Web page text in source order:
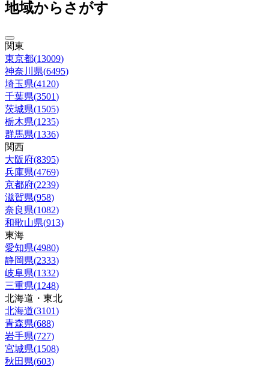
地域からさがす
関東
東京都(13009)
神奈川県(6495)
埼玉県(4120)
千葉県(3501)
茨城県(1505)
栃木県(1235)
群馬県(1336)
関西
大阪府(8395)
兵庫県(4769)
京都府(2239)
滋賀県(958)
奈良県(1082)
和歌山県(913)
東海
愛知県(4980)
静岡県(2333)
岐阜県(1332)
三重県(1248)
北海道・東北
北海道(3101)
青森県(688)
岩手県(727)
宮城県(1508)
秋田県(603)